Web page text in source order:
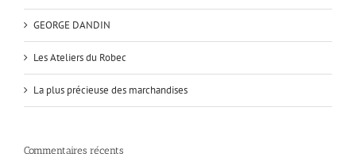
GEORGE DANDIN
Les Ateliers du Robec
La plus précieuse des marchandises
Commentaires récents